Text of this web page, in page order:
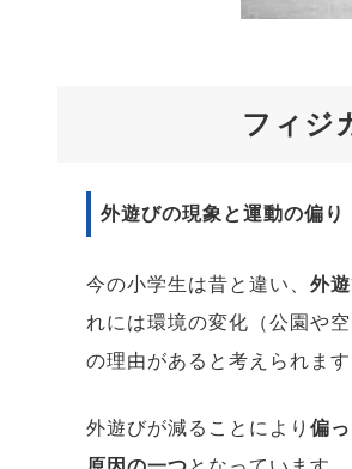
フィジ
外遊びの現象と運動の偏り
今の小学生は昔と違い、 外
れには環境の変化（公園や
の理由があると考えられます
外遊びが減ることにより 偏